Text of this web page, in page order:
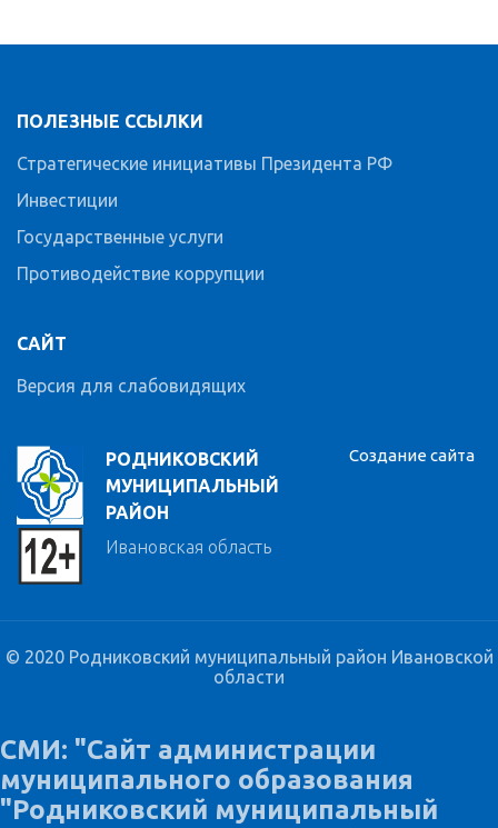
РОДНИКОВСКИЙ
МУНИЦИПАЛЬНЫЙ
РАЙОН
Ивановская область
ПОЛЕЗНЫЕ ССЫЛКИ
Стратегические инициативы Президента РФ
Инвестиции
Государственные услуги
Противодействие коррупции
САЙТ
Версия для слабовидящих
Создание сайта
© 2020 Родниковский муниципальный район Ивановской
области
СМИ: "Сайт администрации
муниципального образования
"Родниковский муниципальный